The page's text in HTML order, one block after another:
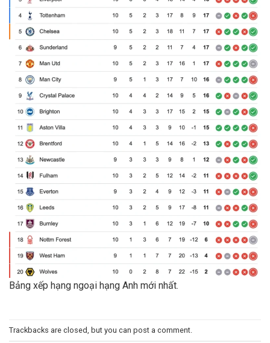
Bảng xếp hạng ngoại hạng Anh mới nhất.
Trackbacks are closed, but you can post a comment